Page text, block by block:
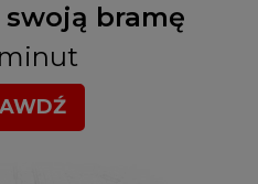
bramę